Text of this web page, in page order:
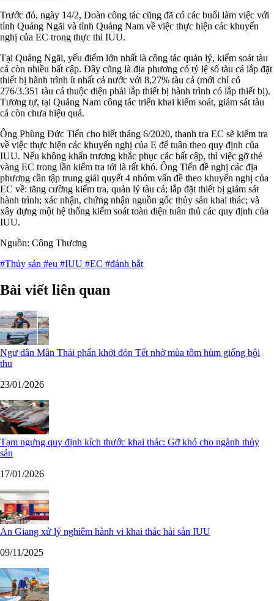
Trước đó, ngày 14/2, Đoàn công tác cũng đã có các buổi làm việc với
tỉnh Quảng Ngãi và tỉnh Quảng Nam về việc thực hiện các khuyến
nghị của EC trong thực thi IUU.
Tại Quảng Ngãi, yếu điểm lớn nhất là công tác quản lý, kiểm soát tàu
cá còn nhiều bất cập. Đây cũng là địa phương có tỷ lệ số tàu cá lắp đặt
thiết bị hành trình ít nhất cả nước với 8,27% tàu cá (mới chỉ có
276/3.351 tàu cá thuộc diện phải lắp thiết bị hành trình có lắp thiết bị).
Tương tự, tại Quảng Nam công tác triển khai kiểm soát, giám sát tàu
cá còn chưa hiệu quả.
Ông Phùng Đức Tiến cho biết tháng 6/2020, thanh tra EC sẽ kiểm tra
về việc thực hiện các khuyến nghị của E để tuân theo quy định của
IUU. Nếu không khẩn trương khắc phục các bất cập, thì việc gỡ thẻ
vàng EC trong lần kiểm tra tới là rất khó. Ông Tiến đề nghị các địa
phương cần tập trung giải quyết 4 nhóm vấn đề theo khuyến nghị của
EC về: tăng cường kiểm tra, quản lý tàu cá; lắp đặt thiết bị giám sát
hành trình; xác nhận, chứng nhận nguồn gốc thủy sản khai thác; và
xây dựng một hệ thống kiểm soát toàn diện tuân thủ các quy định của
IUU.
Nguồn: Công Thương
#Thủy sản #eu #IUU #EC #đánh bắt
Bài viết liên quan
Ngư dân Mân Thái phấn khởi đón Tết nhờ mùa tôm hùm giống bội
thu
23/01/2026
Tạm ngưng quy định kích thước khai thác: Gỡ khó cho ngành thủy
sản
17/01/2026
An Giang xử lý nghiêm hành vi khai thác hải sản IUU
09/11/2025